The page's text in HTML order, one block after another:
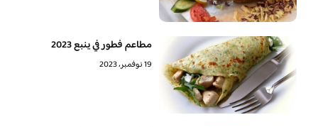
مطاعم فطور في ينبع 2023
19 نوفمبر، 2023